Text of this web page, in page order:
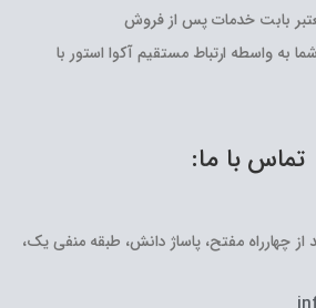
بابت خدمات پس از فروش
به واسطه ارتباط مستقیم آکوا استور با
تماس با ما:
از چهارراه مفتح، پاساژ دانش، طبقه منفی یک،